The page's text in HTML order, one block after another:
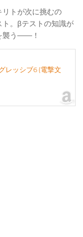
トが次に挑むの
。βテストの知識が
襲う――！
レッシブ6 (電撃文